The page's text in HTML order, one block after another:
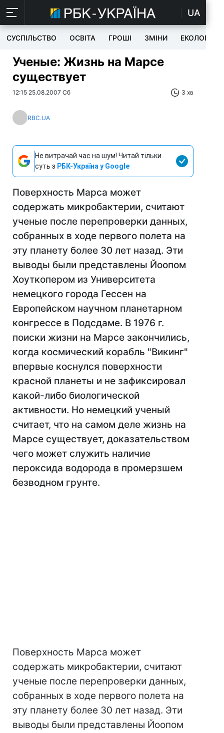
UA
СУСПІЛЬСТВО ОСВІТА ГРОШІ ЗМІНИ ЕКОЛОГІЯ
Ученые: Жизнь на Марсе
существует
12:15 25.08.2007 Сб 3 хв
RBC.UA
Не витрачай час на шум! Читай тільки
суть з РБК-Україна у Google
Поверхность Марса может
содержать микробактерии, считают
ученые после перепроверки данных,
собранных в ходе первого полета на
эту планету более 30 лет назад. Эти
выводы были представлены Йоопом
Хоуткопером из Университета
немецкого города Гессен на
Европейском научном планетарном
конгрессе в Подсдаме. В 1976 г.
поиски жизни на Марсе закончились,
когда космический корабль "Викинг"
впервые коснулся поверхности
красной планеты и не зафиксировал
какой-либо биологической
активности. Но немецкий ученый
считает, что на самом деле жизнь на
Марсе существует, доказательством
чего может служить наличие
пероксида водорода в промерзшем
безводном грунте.
Поверхность Марса может
содержать микробактерии, считают
ученые после перепроверки данных,
собранных в ходе первого полета на
эту планету более 30 лет назад. Эти
выводы были представлены Йоопом